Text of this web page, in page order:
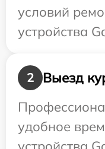
условий
устройства
2
Выезд
удобное